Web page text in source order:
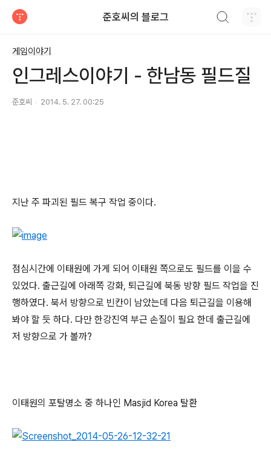
준호씨의 블로그
게임이야기
인그레스이야기 - 한남동 필드질
준호씨 2014. 5. 27. 00:25
지난 주 파괴된 필드 복구 작업 중이다.
점심시간에 이태원에 가게 되어 이태원 쪽으로도 필드를 이을 수
있었다. 출근길에 아래쪽 강화, 퇴근길에 북동 방향 필드 작업을 진
행하였다. 북서 방향으로 빈칸이 남았는데 다음 퇴근길을 이용해
봐야 할 듯 하다. 다만 한강진역 부근 손질이 필요 한데 출근길에
저 방향으로 가 볼까?
이태원의 포탈명소 중 하나인 Masjid Korea 탈환